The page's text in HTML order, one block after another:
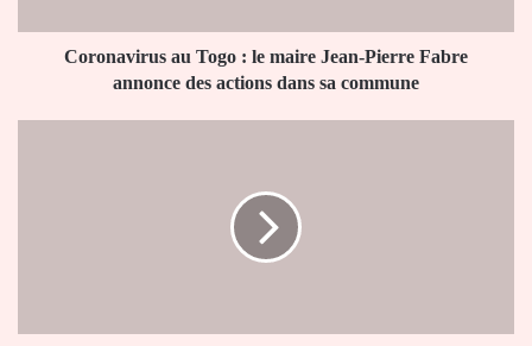
Fabre
annonceCoronavirus au Togo : le maire Jean-Pierre Fabre
annonce des actions dans sa commune
grâce